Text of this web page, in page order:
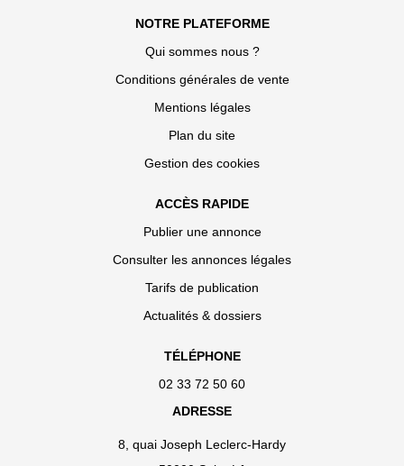
NOTRE PLATEFORME
Qui sommes nous ?
Conditions générales de vente
Mentions légales
Plan du site
Gestion des cookies
ACCÈS RAPIDE
Publier une annonce
Consulter les annonces légales
Tarifs de publication
Actualités & dossiers
TÉLÉPHONE
02 33 72 50 60
ADRESSE
8, quai Joseph Leclerc-Hardy